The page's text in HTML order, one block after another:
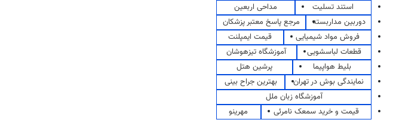
استند تسلیت
مداحی اربعین
دوربین مداربسته
مرجع پاسخ معتبر پزشکان
فروش مواد شیمیایی
قیمت ایمپلنت
قطعات لباسشویی
آموزشگاه تیزهوشان
بلیط هواپیما
پرشین هتل
نمایندگی بوش در تهران
بهترین جراح بینی
آموزشگاه زبان ملل
قیمت و خرید سمعک نامرئی
مهرینو